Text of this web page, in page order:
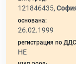
121846435,
основана:
26.02.1999
регистрация по
НЕ